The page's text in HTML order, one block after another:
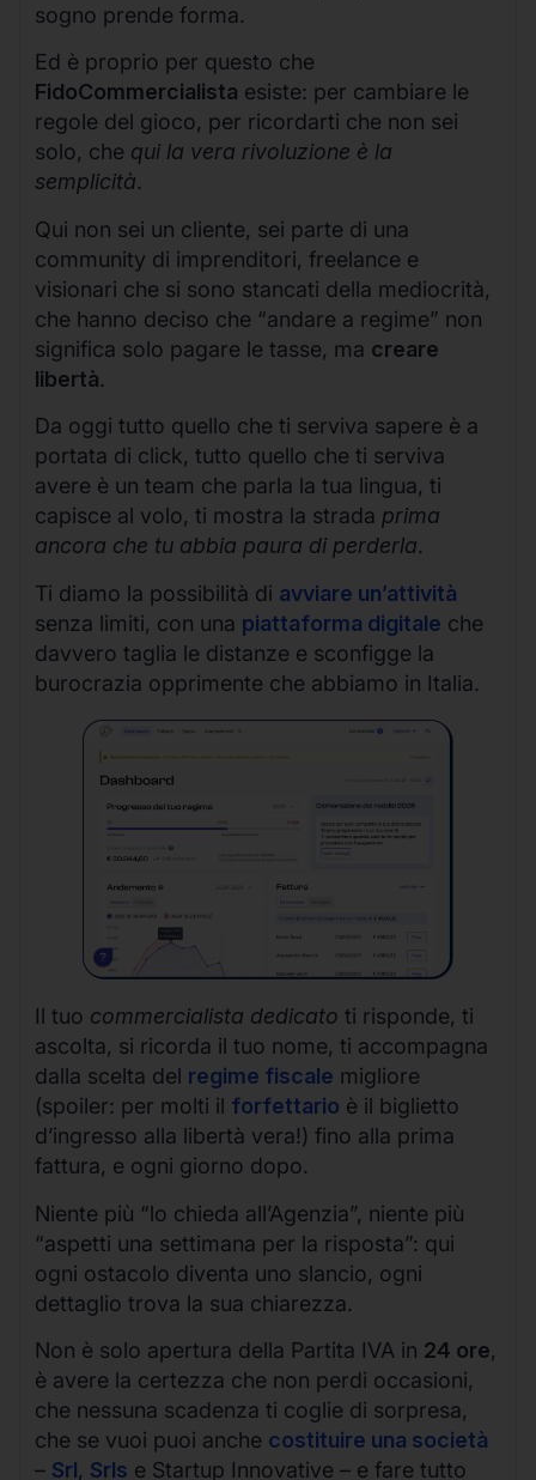
sogno prende forma.
Ed è proprio per questo che
FidoCommercialista esiste: per cambiare le
regole del gioco, per ricordarti che non sei
solo, che qui la vera rivoluzione è la
semplicità.
Qui non sei un cliente, sei parte di una
community di imprenditori, freelance e
visionari che si sono stancati della mediocrità,
che hanno deciso che “andare a regime” non
significa solo pagare le tasse, ma creare
libertà.
Da oggi tutto quello che ti serviva sapere è a
portata di click, tutto quello che ti serviva
avere è un team che parla la tua lingua, ti
capisce al volo, ti mostra la strada prima
ancora che tu abbia paura di perderla.
Ti diamo la possibilità di avviare un’attività
senza limiti, con una piattaforma digitale che
davvero taglia le distanze e sconfigge la
burocrazia opprimente che abbiamo in Italia.
Il tuo commercialista dedicato ti risponde, ti
ascolta, si ricorda il tuo nome, ti accompagna
dalla scelta del regime fiscale migliore
(spoiler: per molti il forfettario è il biglietto
d’ingresso alla libertà vera!) fino alla prima
fattura, e ogni giorno dopo.
Niente più “lo chieda all’Agenzia”, niente più
“aspetti una settimana per la risposta”: qui
ogni ostacolo diventa uno slancio, ogni
dettaglio trova la sua chiarezza.
Non è solo apertura della Partita IVA in 24 ore,
è avere la certezza che non perdi occasioni,
che nessuna scadenza ti coglie di sorpresa,
che se vuoi puoi anche costituire una società
– Srl, Srls e Startup Innovative – e fare tutto